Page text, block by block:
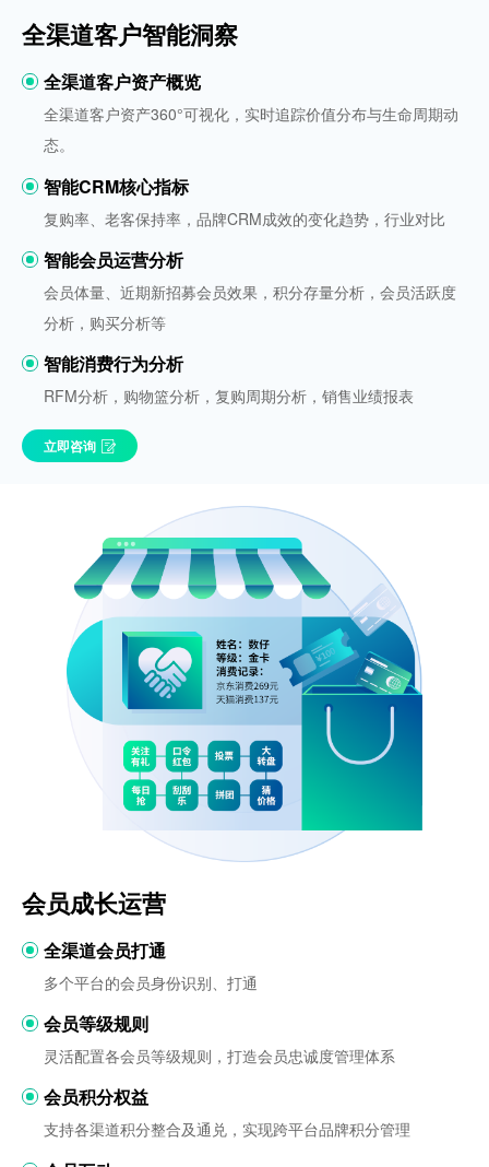
全渠道客户智能洞察
全渠道客户资产概览
全渠道客户资产360°可视化，实时追踪价值分布与生命周期动
态。
智能CRM核心指标
复购率、老客保持率，品牌CRM成效的变化趋势，行业对比
智能会员运营分析
会员体量、近期新招募会员效果，积分存量分析，会员活跃度
分析，购买分析等
智能消费行为分析
RFM分析，购物篮分析，复购周期分析，销售业绩报表
立即咨询
会员成长运营
全渠道会员打通
多个平台的会员身份识别、打通
会员等级规则
灵活配置各会员等级规则，打造会员忠诚度管理体系
会员积分权益
支持各渠道积分整合及通兑，实现跨平台品牌积分管理